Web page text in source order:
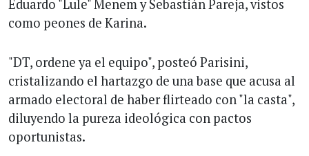
Eduardo "Lule" Menem y Sebastián Pareja, vistos
como peones de Karina.
"DT, ordene ya el equipo", posteó Parisini,
cristalizando el hartazgo de una base que acusa al
armado electoral de haber flirteado con "la casta",
diluyendo la pureza ideológica con pactos
oportunistas.